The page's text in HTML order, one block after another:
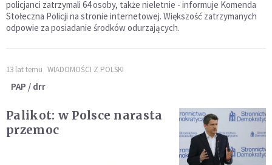
policjanci zatrzymali 64 osoby, także nieletnie - informuje Komenda
Stołeczna Policji na stronie internetowej. Większość zatrzymanych
odpowie za posiadanie środków odurzających.
13 lat temu WIADOMOŚCI Z POLSKI
PAP / drr
Palikot: w Polsce narasta
przemoc